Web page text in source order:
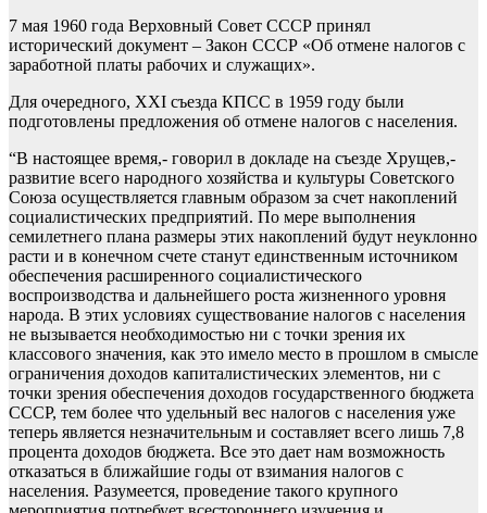
7 мая 1960 года Верховный Совет СССР принял
исторический документ – Закон СССР «Об отмене налогов с
заработной платы рабочих и служащих».
Для очередного, XXI съезда КПСС в 1959 году были
подготовлены предложения об отмене налогов с населения.
“В настоящее время,- говорил в докладе на съезде Хрущев,-
развитие всего народного хозяйства и культуры Советского
Союза осуществляется главным образом за счет накоплений
социалистических предприятий. По мере выполнения
семилетнего плана размеры этих накоплений будут неуклонно
расти и в конечном счете станут единственным источником
обеспечения расширенного социалистического
воспроизводства и дальнейшего роста жизненного уровня
народа. В этих условиях существование налогов с населения
не вызывается необходимостью ни с точки зрения их
классового значения, как это имело место в прошлом в смысле
ограничения доходов капиталистических элементов, ни с
точки зрения обеспечения доходов государственного бюджета
СССР, тем более что удельный вес налогов с населения уже
теперь является незначительным и составляет всего лишь 7,8
процента доходов бюджета. Все это дает нам возможность
отказаться в ближайшие годы от взимания налогов с
населения. Разумеется, проведение такого крупного